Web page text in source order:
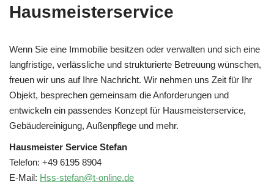
Hausmeisterservice
Wenn Sie eine Immobilie besitzen oder verwalten und sich eine
langfristige, verlässliche und strukturierte Betreuung wünschen,
freuen wir uns auf Ihre Nachricht. Wir nehmen uns Zeit für Ihr
Objekt, besprechen gemeinsam die Anforderungen und
entwickeln ein passendes Konzept für Hausmeisterservice,
Gebäudereinigung, Außenpflege und mehr.
Hausmeister Service Stefan
Telefon: +49 6195 8904
E-Mail: Hss-stefan@t-online.de